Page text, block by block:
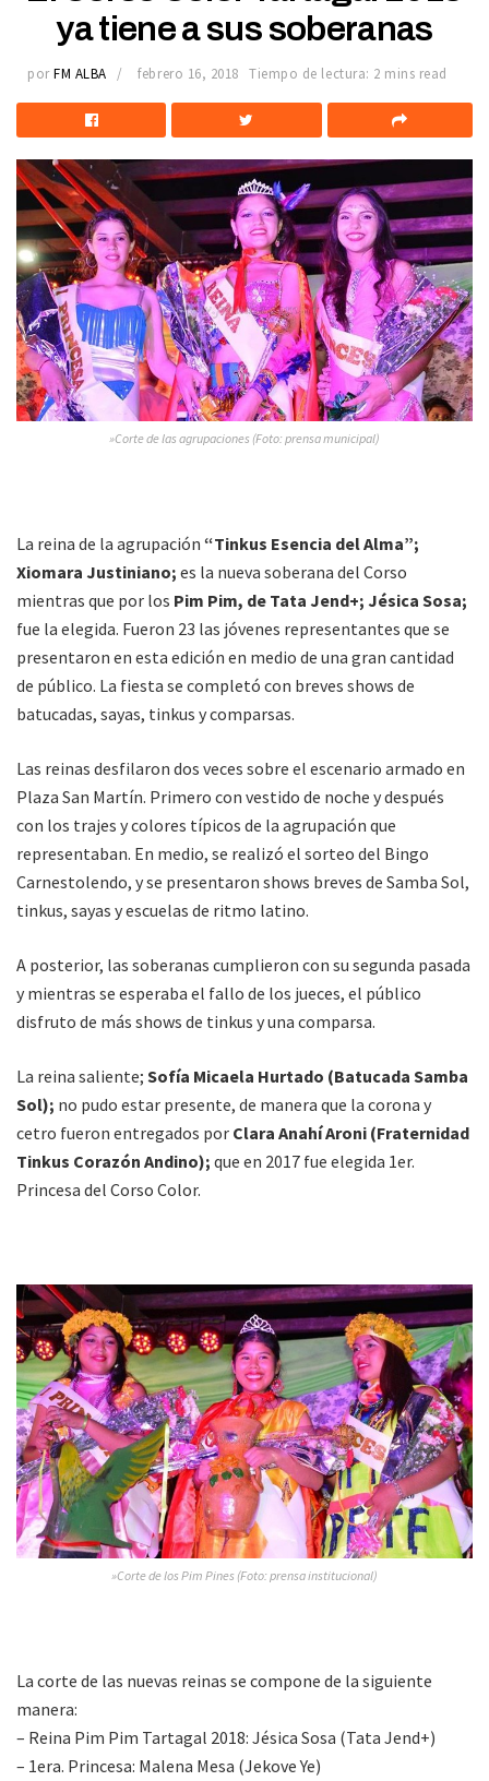
ya tiene a sus soberanas
por FM ALBA febrero 16, 2018 Tiempo de lectura: 2 mins read
»Corte de las agrupaciones (Foto: prensa municipal)
La reina de la agrupación “Tinkus Esencia del Alma”;
Xiomara Justiniano; es la nueva soberana del Corso
mientras que por los Pim Pim, de Tata Jend+; Jésica Sosa;
fue la elegida. Fueron 23 las jóvenes representantes que se
presentaron en esta edición en medio de una gran cantidad
de público. La fiesta se completó con breves shows de
batucadas, sayas, tinkus y comparsas.
Las reinas desfilaron dos veces sobre el escenario armado en
Plaza San Martín. Primero con vestido de noche y después
con los trajes y colores típicos de la agrupación que
representaban. En medio, se realizó el sorteo del Bingo
Carnestolendo, y se presentaron shows breves de Samba Sol,
tinkus, sayas y escuelas de ritmo latino.
A posterior, las soberanas cumplieron con su segunda pasada
y mientras se esperaba el fallo de los jueces, el público
disfruto de más shows de tinkus y una comparsa.
La reina saliente; Sofía Micaela Hurtado (Batucada Samba
Sol); no pudo estar presente, de manera que la corona y
cetro fueron entregados por Clara Anahí Aroni (Fraternidad
Tinkus Corazón Andino); que en 2017 fue elegida 1er.
Princesa del Corso Color.
»Corte de los Pim Pines (Foto: prensa institucional)
La corte de las nuevas reinas se compone de la siguiente
manera:
– Reina Pim Pim Tartagal 2018: Jésica Sosa (Tata Jend+)
– 1era. Princesa: Malena Mesa (Jekove Ye)